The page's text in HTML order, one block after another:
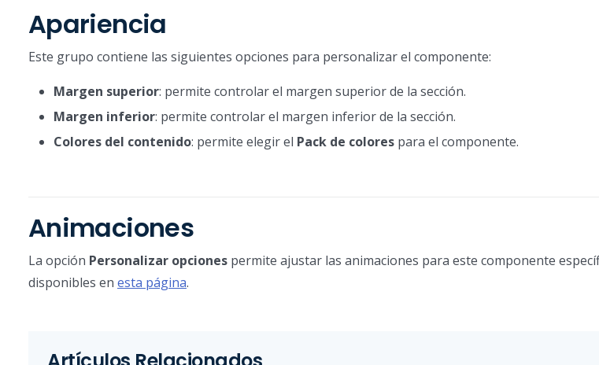
Apariencia
Este grupo contiene las siguientes opciones para personalizar el componente:
Margen superior: permite controlar el margen superior de la sección.
Margen inferior: permite controlar el margen inferior de la sección.
Colores del contenido: permite elegir el Pack de colores para el componente.
Animaciones
La opción Personalizar opciones permite ajustar las animaciones para este componente
disponibles en esta página.